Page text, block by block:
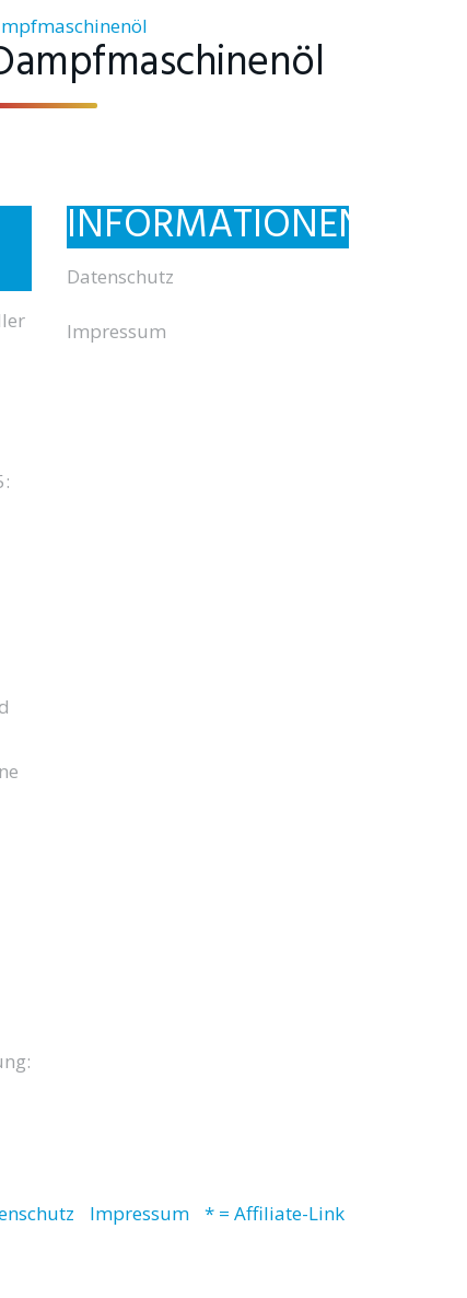
INFORMATIONEN
Datenschutz
Impressum
Impressum * = Affiliate-Link